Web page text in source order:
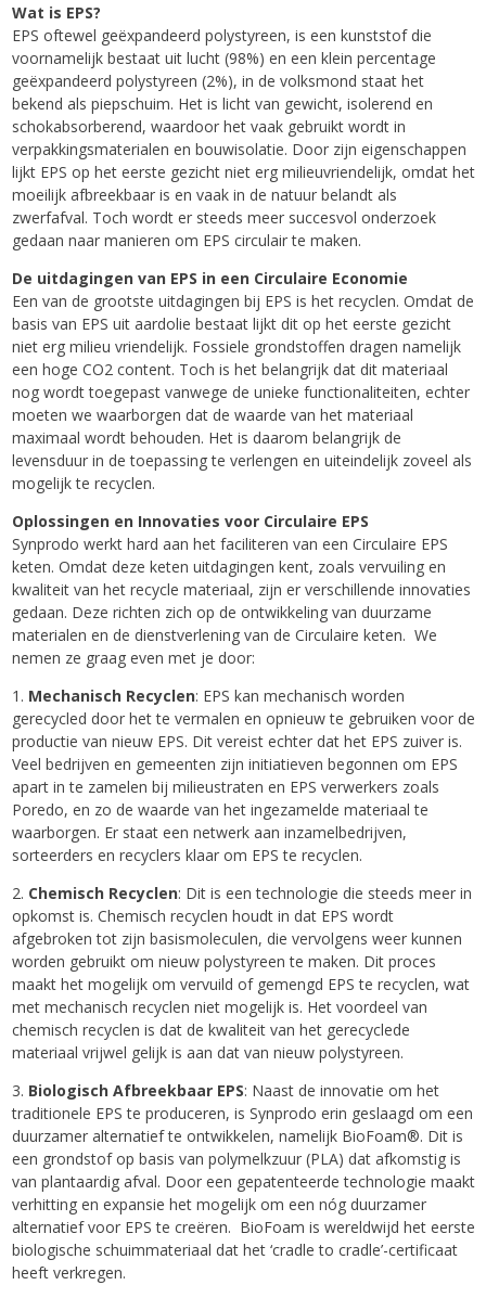
Wat is EPS?
EPS oftewel geëxpandeerd polystyreen, is een kunststof die
voornamelijk bestaat uit lucht (98%) en een klein percentage
geëxpandeerd polystyreen (2%), in de volksmond staat het
bekend als piepschuim. Het is licht van gewicht, isolerend en
schokabsorberend, waardoor het vaak gebruikt wordt in
verpakkingsmaterialen en bouwisolatie. Door zijn eigenschappen
lijkt EPS op het eerste gezicht niet erg milieuvriendelijk, omdat het
moeilijk afbreekbaar is en vaak in de natuur belandt als
zwerfafval. Toch wordt er steeds meer succesvol onderzoek
gedaan naar manieren om EPS circulair te maken.
De uitdagingen van EPS in een Circulaire Economie
Een van de grootste uitdagingen bij EPS is het recyclen. Omdat de
basis van EPS uit aardolie bestaat lijkt dit op het eerste gezicht
niet erg milieu vriendelijk. Fossiele grondstoffen dragen namelijk
een hoge CO2 content. Toch is het belangrijk dat dit materiaal
nog wordt toegepast vanwege de unieke functionaliteiten, echter
moeten we waarborgen dat de waarde van het materiaal
maximaal wordt behouden. Het is daarom belangrijk de
levensduur in de toepassing te verlengen en uiteindelijk zoveel als
mogelijk te recyclen.
Oplossingen en Innovaties voor Circulaire EPS
Synprodo werkt hard aan het faciliteren van een Circulaire EPS
keten. Omdat deze keten uitdagingen kent, zoals vervuiling en
kwaliteit van het recycle materiaal, zijn er verschillende innovaties
gedaan. Deze richten zich op de ontwikkeling van duurzame
materialen en de dienstverlening van de Circulaire keten. We
nemen ze graag even met je door:
1. Mechanisch Recyclen: EPS kan mechanisch worden
gerecycled door het te vermalen en opnieuw te gebruiken voor de
productie van nieuw EPS. Dit vereist echter dat het EPS zuiver is.
Veel bedrijven en gemeenten zijn initiatieven begonnen om EPS
apart in te zamelen bij milieustraten en EPS verwerkers zoals
Poredo, en zo de waarde van het ingezamelde materiaal te
waarborgen. Er staat een netwerk aan inzamelbedrijven,
sorteerders en recyclers klaar om EPS te recyclen.
2. Chemisch Recyclen: Dit is een technologie die steeds meer in
opkomst is. Chemisch recyclen houdt in dat EPS wordt
afgebroken tot zijn basismoleculen, die vervolgens weer kunnen
worden gebruikt om nieuw polystyreen te maken. Dit proces
maakt het mogelijk om vervuild of gemengd EPS te recyclen, wat
met mechanisch recyclen niet mogelijk is. Het voordeel van
chemisch recyclen is dat de kwaliteit van het gerecyclede
materiaal vrijwel gelijk is aan dat van nieuw polystyreen.
3. Biologisch Afbreekbaar EPS: Naast de innovatie om het
traditionele EPS te produceren, is Synprodo erin geslaagd om een
duurzamer alternatief te ontwikkelen, namelijk BioFoam®. Dit is
een grondstof op basis van polymelkzuur (PLA) dat afkomstig is
van plantaardig afval. Door een gepatenteerde technologie maakt
verhitting en expansie het mogelijk om een nóg duurzamer
alternatief voor EPS te creëren. BioFoam is wereldwijd het eerste
biologische schuimmateriaal dat het ‘cradle to cradle’-certificaat
heeft verkregen.